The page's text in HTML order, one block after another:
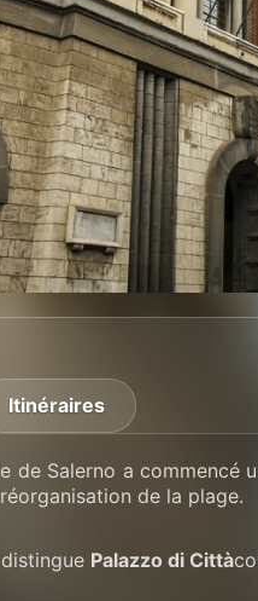
Itinéraires
de Salerno a
de la plage.
Palazzo di Città